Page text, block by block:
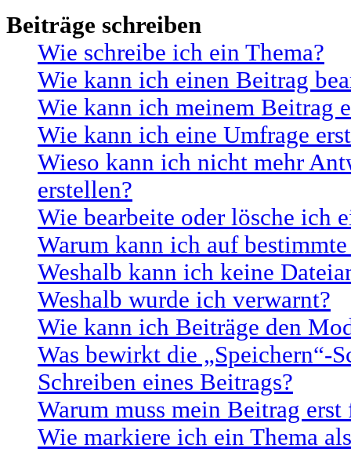
Beiträge schreiben
Wie schreibe ich ein Thema?
Wie kann ich einen Beitrag
Wie kann ich meinem Beitrag
Wie kann ich eine Umfrage
Wieso kann ich nicht mehr
erstellen?
Wie bearbeite oder lösche ich
Warum kann ich auf
Weshalb kann ich keine
Weshalb wurde ich verwarnt?
Wie kann ich Beiträge den
Was bewirkt die „Speichern“-
Schreiben eines Beitrags?
Warum muss mein Beitrag erst
Wie markiere ich ein Thema